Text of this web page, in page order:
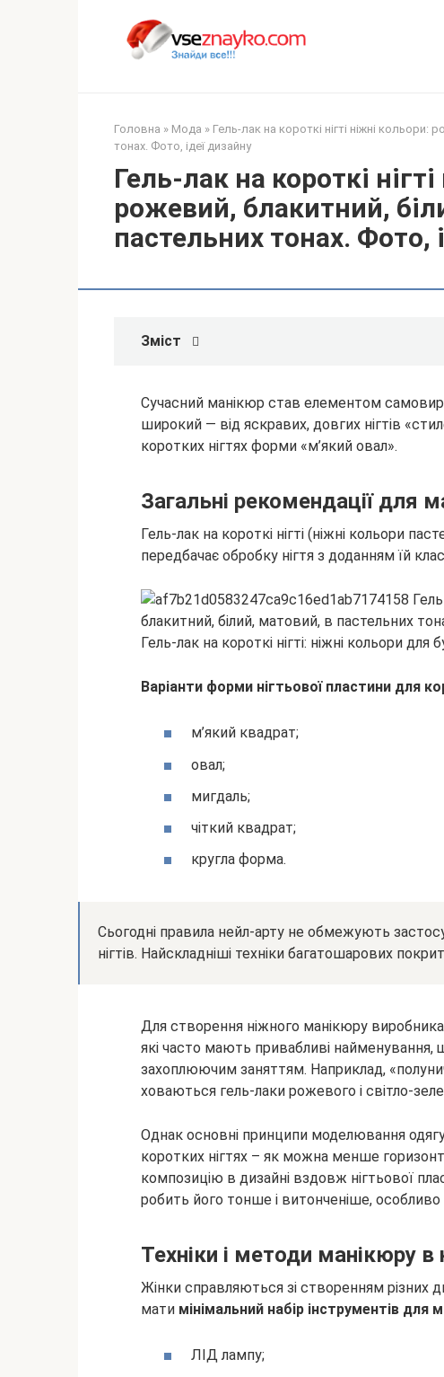
Головна » Мода » Гель-лак на короткі нігті ніжні
тонах. Фото, ідеї дизайну
Гель-лак на короткі
рожевий, блакитний,
пастельних тонах. Фото,
Зміст
Сучасний манікюр став елементом
широкий — від яскравих, довгих нігтів
коротких нігтях форми «м’який овал».
Загальні рекомендації для
Гель-лак на короткі нігті (ніжні кольори
передбачає обробку нігтя з доданням їй
Гель-лак на короткі нігті: ніжні кольори
Варіанти форми нігтьової пластини для
м’який квадрат;
овал;
мигдаль;
чіткий квадрат;
кругла форма.
Сьогодні правила нейл-арту не обмежують
нігтів. Найскладніші техніки багатошарових
Для створення ніжного манікюру
які часто мають привабливі
захоплюючим заняттям. Наприклад,
ховаються гель-лаки рожевого і світло-
Однак основні принципи моделювання
коротких нігтях – як можна менше
композицію в дизайні вздовж нігтьової
робить його тонше і витонченіше, особливо
Техніки і методи манікюру в
Жінки справляються зі створенням різних
мати мінімальний набір інструментів для
ЛІД лампу;